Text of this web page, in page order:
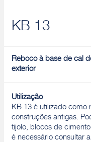
KB 13
Reboco à base de cal
exterior
Utilização
KB 13 é utilizado como
construções antigas.
tijolo, blocos de
é necessário consultar